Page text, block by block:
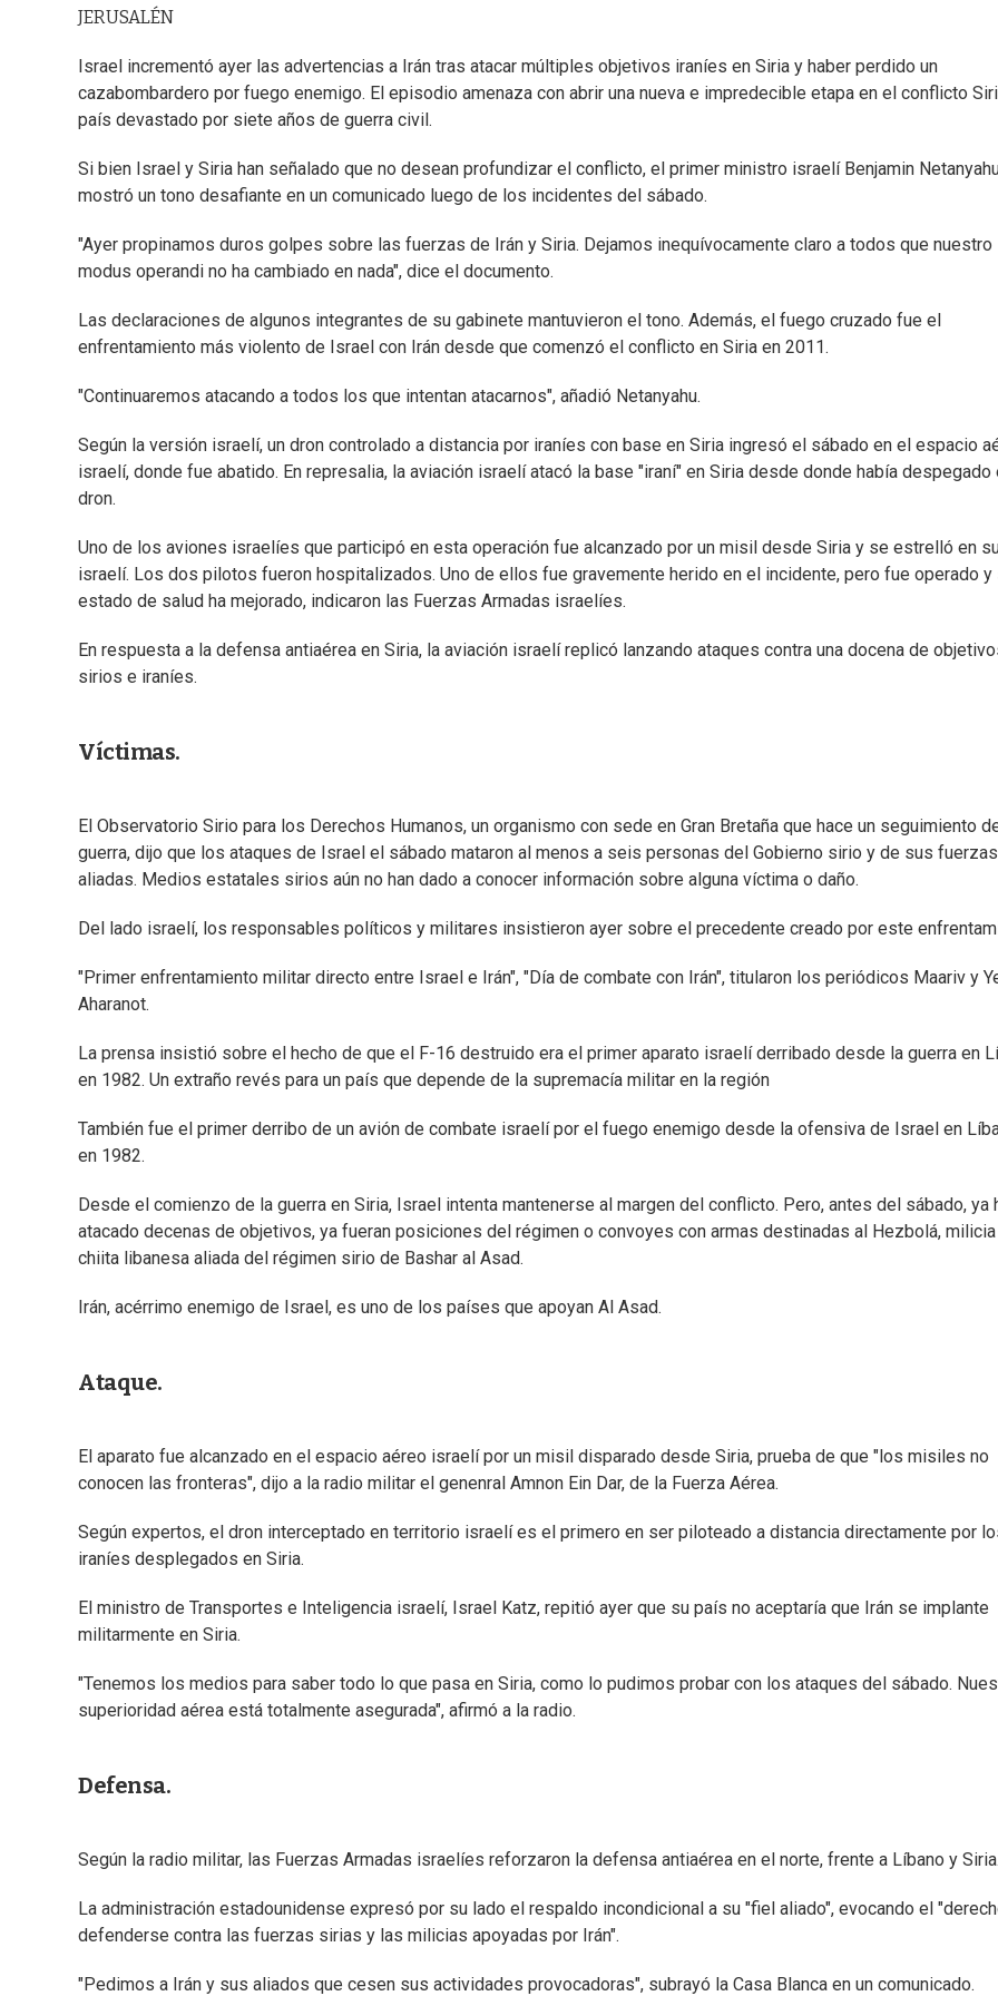
JERUSALÉN
Israel incrementó ayer las advertencias a Irán tras atacar múltiples objetivos iraníes en Siria y haber perdido un
cazabombardero por fuego enemigo. El episodio amenaza con abrir una nueva e impredecible etapa en el conflicto
país devastado por siete años de guerra civil.
Si bien Israel y Siria han señalado que no desean profundizar el conflicto, el primer ministro israelí Benjamin
mostró un tono desafiante en un comunicado luego de los incidentes del sábado.
"Ayer propinamos duros golpes sobre las fuerzas de Irán y Siria. Dejamos inequívocamente claro a todos que nuestro
modus operandi no ha cambiado en nada", dice el documento.
Las declaraciones de algunos integrantes de su gabinete mantuvieron el tono. Además, el fuego cruzado fue el
enfrentamiento más violento de Israel con Irán desde que comenzó el conflicto en Siria en 2011.
"Continuaremos atacando a todos los que intentan atacarnos", añadió Netanyahu.
Según la versión israelí, un dron controlado a distancia por iraníes con base en Siria ingresó el sábado en el espacio
israelí, donde fue abatido. En represalia, la aviación israelí atacó la base "iraní" en Siria desde donde había despegado
dron.
Uno de los aviones israelíes que participó en esta operación fue alcanzado por un misil desde Siria y se estrelló en
israelí. Los dos pilotos fueron hospitalizados. Uno de ellos fue gravemente herido en el incidente, pero fue operado y
estado de salud ha mejorado, indicaron las Fuerzas Armadas israelíes.
En respuesta a la defensa antiaérea en Siria, la aviación israelí replicó lanzando ataques contra una docena de
sirios e iraníes.
Víctimas.
El Observatorio Sirio para los Derechos Humanos, un organismo con sede en Gran Bretaña que hace un seguimiento
guerra, dijo que los ataques de Israel el sábado mataron al menos a seis personas del Gobierno sirio y de sus fuerzas
aliadas. Medios estatales sirios aún no han dado a conocer información sobre alguna víctima o daño.
Del lado israelí, los responsables políticos y militares insistieron ayer sobre el precedente creado por este
"Primer enfrentamiento militar directo entre Israel e Irán", "Día de combate con Irán", titularon los periódicos Maariv y
Aharanot.
La prensa insistió sobre el hecho de que el F-16 destruido era el primer aparato israelí derribado desde la guerra en
en 1982. Un extraño revés para un país que depende de la supremacía militar en la región
También fue el primer derribo de un avión de combate israelí por el fuego enemigo desde la ofensiva de Israel en
en 1982.
Desde el comienzo de la guerra en Siria, Israel intenta mantenerse al margen del conflicto. Pero, antes del sábado, ya
atacado decenas de objetivos, ya fueran posiciones del régimen o convoyes con armas destinadas al Hezbolá, milicia
chiita libanesa aliada del régimen sirio de Bashar al Asad.
Irán, acérrimo enemigo de Israel, es uno de los países que apoyan Al Asad.
Ataque.
El aparato fue alcanzado en el espacio aéreo israelí por un misil disparado desde Siria, prueba de que "los misiles no
conocen las fronteras", dijo a la radio militar el genenral Amnon Ein Dar, de la Fuerza Aérea.
Según expertos, el dron interceptado en territorio israelí es el primero en ser piloteado a distancia directamente por
iraníes desplegados en Siria.
El ministro de Transportes e Inteligencia israelí, Israel Katz, repitió ayer que su país no aceptaría que Irán se implante
militarmente en Siria.
"Tenemos los medios para saber todo lo que pasa en Siria, como lo pudimos probar con los ataques del sábado.
superioridad aérea está totalmente asegurada", afirmó a la radio.
Defensa.
Según la radio militar, las Fuerzas Armadas israelíes reforzaron la defensa antiaérea en el norte, frente a Líbano y Siria.
La administración estadounidense expresó por su lado el respaldo incondicional a su "fiel aliado", evocando el
defenderse contra las fuerzas sirias y las milicias apoyadas por Irán".
"Pedimos a Irán y sus aliados que cesen sus actividades provocadoras", subrayó la Casa Blanca en un comunicado.